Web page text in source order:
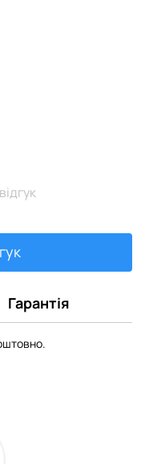
Гарантія